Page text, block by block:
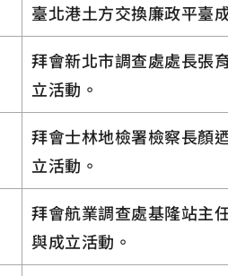
臺北港土方交換廉政平臺
拜會新北市調查處處長張
立活動。
拜會士林地檢署檢察長顏
立活動。
拜會航業調查處基隆站主
與成立活動。